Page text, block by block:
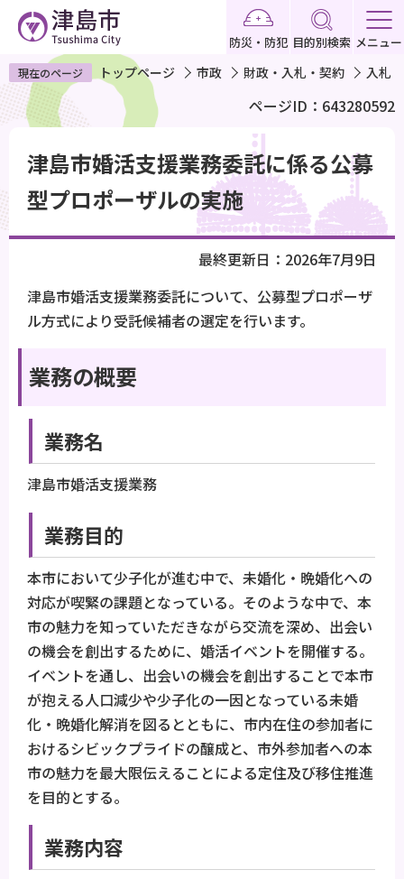
ペ
ー
ジ
で
す
防災・防犯 目的別検索 メニュー
現在のページ トップページ 市政 財政・入札・契約 入札
ページID：643280592
か
津島市婚活支援業務委託に係る公募
型プロポーザルの実施
最終更新日：2026年7月9日
津島市婚活支援業務委託について、公募型プロポーザ
ル方式により受託候補者の選定を行います。
業務の概要
業務名
津島市婚活支援業務
業務目的
本市において少子化が進む中で、未婚化・晩婚化への
対応が喫緊の課題となっている。そのような中で、本
市の魅力を知っていただきながら交流を深め、出会い
の機会を創出するために、婚活イベントを開催する。
イベントを通し、出会いの機会を創出することで本市
が抱える人口減少や少子化の一因となっている未婚
化・晩婚化解消を図るとともに、市内在住の参加者に
おけるシビックプライドの醸成と、市外参加者への本
市の魅力を最大限伝えることによる定住及び移住推進
を目的とする。
業務内容